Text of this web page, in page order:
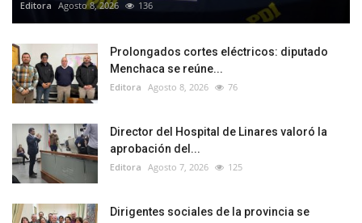
Editora Agosto 8, 2026 136
Prolongados cortes eléctricos: diputado
Menchaca se reúne...
Editora Agosto 8, 2026 76
Director del Hospital de Linares valoró la
aprobación del...
Editora Agosto 7, 2026 125
Dirigentes sociales de la provincia se